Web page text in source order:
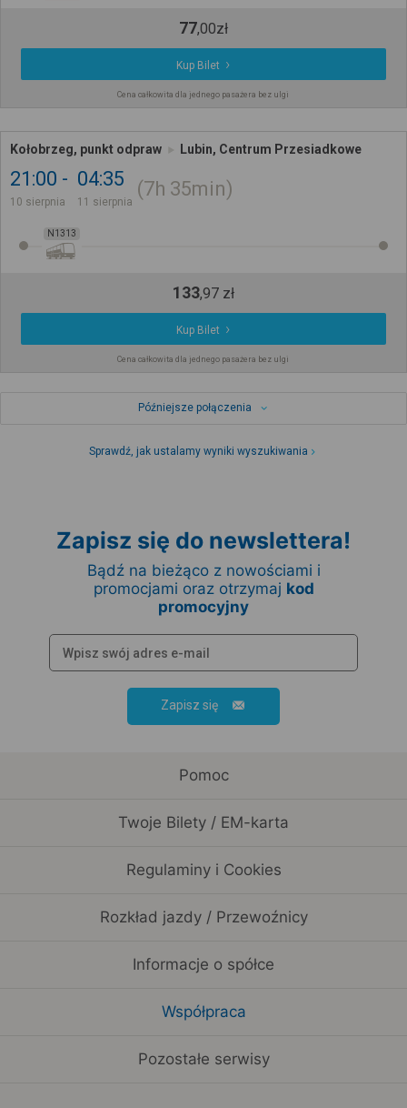
77,00zł
Kup Bilet
Cena całkowita dla jednego pasażera bez ulgi
Kołobrzeg, punkt odpraw Lubin, Centrum Przesiadkowe
21:00
10 sierpnia
04:35
11 sierpnia
7h 35min
N1313
133,97 zł
Kup Bilet
Cena całkowita dla jednego pasażera bez ulgi
Późniejsze połączenia
Sprawdź, jak ustalamy wyniki wyszukiwania
Zapisz się do newslettera!
Bądź na bieżąco z nowościami i
promocjami oraz otrzymaj kod
promocyjny
Zapisz się
Pomoc
Twoje Bilety / EM-karta
Regulaminy i Cookies
Rozkład jazdy / Przewoźnicy
Informacje o spółce
Współpraca
Pozostałe serwisy